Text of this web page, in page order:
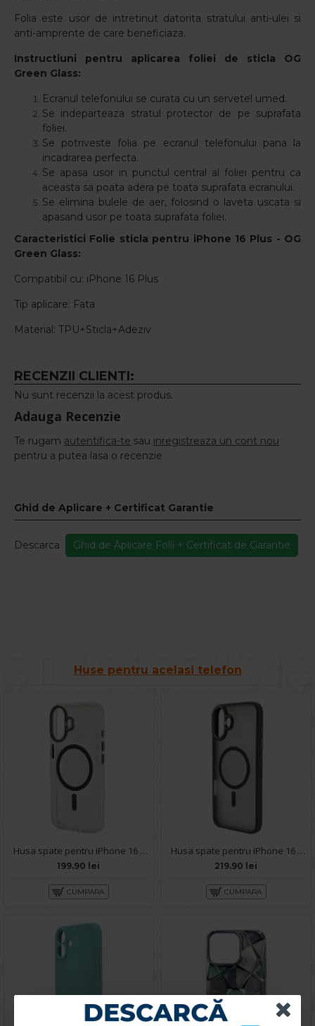
Folia este usor de intretinut datorita stratului anti-ulei si
anti-amprente de care beneficiaza.
Instructiuni pentru aplicarea foliei de sticla OG
Green Glass:
Ecranul telefonului se curata cu un servetel umed.
Se indeparteaza stratul protector de pe suprafata
foliei.
Se potriveste folia pe ecranul telefonului pana la
incadrarea perfecta.
Se apasa usor in punctul central al foliei pentru ca
aceasta sa poata adera pe toata suprafata ecranului.
Se elimina bulele de aer, folosind o laveta uscata si
apasand usor pe toata suprafata foliei.
Caracteristici Folie sticla pentru iPhone 16 Plus - OG
Green Glass:
Compatibil cu: iPhone 16 Plus
Tip aplicare: Fata
Material: TPU+Sticla+Adeziv
RECENZII CLIENTI:
Nu sunt recenzii la acest produs.
Adauga Recenzie
Te rugam autentifica-te sau inregistreaza un cont nou
pentru a putea lasa o recenzie
Ghid de Aplicare + Certificat Garantie
Descarca Ghid de Aplicare Folii + Certificat de Garantie
Huse pentru acelasi telefon
Husa spate pentru iPhone 16 Plus Berlia Magsafe Series - Transparent
199.90 lei
CUMPARA
Husa spate pentru iPhone 16 Plus Berlia Matte Magsafe - Semitransparent/Gri
219.90 lei
CUMPARA